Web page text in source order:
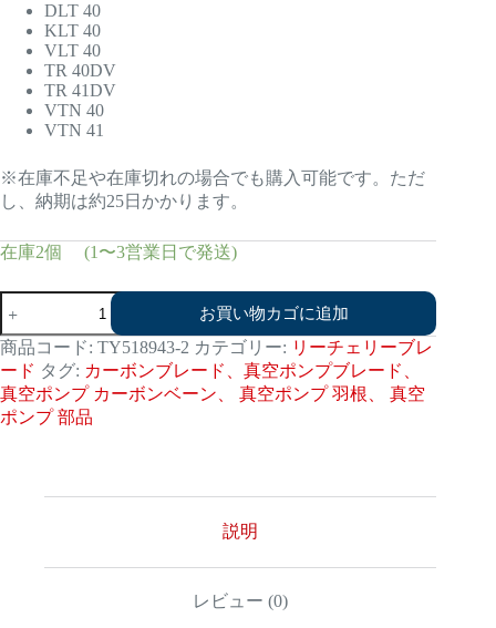
DLT 40
KLT 40
VLT 40
TR 40DV
TR 41DV
VTN 40
VTN 41
※在庫不足や在庫切れの場合でも購入可能です。ただ
し、納期は約25日かかります。
在庫2個 (1〜3営業日で発送)
ー
チ
リ
ー
518943
お買い物カゴに追加
商品コード: TY518943-2 カテゴリー: リーチェリーブレ
ード タグ: カーボンブレード、真空ポンプブレード、
真空ポンプ カーボンベーン、 真空ポンプ 羽根、 真空
ポンプ 部品
説明
レビュー (0)